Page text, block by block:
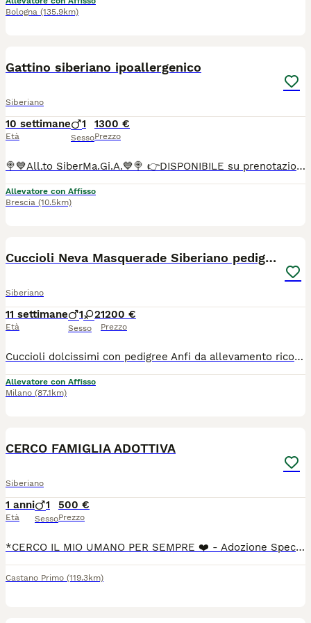
Bologna (135.9km)
Gattino siberiano ipoallergenico
Siberiano
10 settimane
Età
1
Sesso
1300 €
Prezzo
🍭💙All.to SiberMa.Gi.A.💙🍭 👉DISPONIBILE su prenotazione siberiano tradizionale!🌟🐱🌟 Maschio 🩵 ♥️Potranno lasciare l'allevamento dai 90 gg con: 📌Chip 📌Vaccini 📌Profilassi antielmintica completa 📌Snap giardia negativo 📌Coprologico per flottazione negativo 📌profilassi antiparassitaria in corso di validità 📌libretto sanitario 📌certificato di buona salute 📌pedigree RICONOSCIUTO DAL MINISTERO delle politiche agricole 📌copia degli esami Hcm, pkd, Pkdef dei genitori.♥️ 📌Assistenza all' inserimento in famiglia 📌 Assistenza alla nutrizione ♦️Abituati in contesto domestico e famigliare, abituati ai cani, altri gatti e bambini♦️
Allevatore con Affisso
Brescia (10.5km)
Cuccioli Neva Masquerade Siberiano pedigree Anfi
Siberiano
11 settimane
Età
1 2
Sesso
1200 €
Prezzo
Cuccioli dolcissimi con pedigree Anfi da allevamento riconosciuto con affisso. I cuccioli hanno il libretto sanitario, microchip, vaccinazioni, i certificati di assenza parassiti, assenza di malattie infettive, assenza di anomalie e di buona salute. I genitori sono iscritti all’Associazione Nazionale Felina Italiana e seguiti dai veterinari regolarmente con certificazioni e pedigree.
Allevatore con Affisso
Milano (87.1km)
CERCO FAMIGLIA ADOTTIVA
Siberiano
1 anni
Età
1
Sesso
500 €
Prezzo
*CERCO IL MIO UMANO PER SEMPRE ❤️ - Adozione Speciale Castano Primo/MI* Lui è Tigro, 3 anni, castrato e sanissimo. Il suo lavoro preferito? Farti da ombra. *I suoi superpoteri con le persone:* - Dormire accanto a te nel letto, appiccicato. - Seguirti in ogni stanza perché la solitudine non è contemplata. - Pretendere coccole e ricambiare con fusa e testatine. È il gatto ideale se sogni un coinquilino affettuoso che ti sceglie ogni giorno. Con gli umani è un patatone totale. *L’unica regola di Tigro: niente coinquilini pelosi.* Non tollera altri gatti in casa. Con loro va in stress e diventa aggressivo per difendere il suo territorio e le sue persone. Per questo cerco per lui una famiglia *senza altri animali*, dove possa essere l’unico re del divano. Ha già cambiato casa una volta proprio per questo motivo. Per evitargli altro stress, farò colloquio conoscitivo, visita pre-affido e prevedo 2 settimane di prova. Voglio che questa sia la sua ultima casa. Se cerchi un gatto-cane che vive per stare con te, lui è perfetto. Se invece vuoi più gatti, purtroppo non fa per voi. Zona: Castano Primo (MI), ma mi sposto per la casa giusta. Contattami su WhatsApp: [3284511751)
Castano Primo (119.3km)